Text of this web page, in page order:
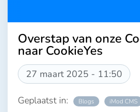
Overstap van onze
naar CookieYes
27 maart 2025 - 11:50
Geplaatst in: Blogs iMod CMS